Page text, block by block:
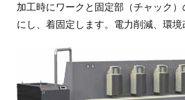
加工時にワークと固定部（チャック
にし、着固定します。電力削減、環境